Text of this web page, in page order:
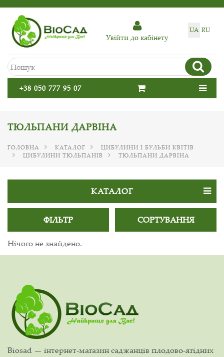
UA RU
Увiйти до кабiнету
+38 050 777 95 07
ТЮЛЬПАНИ ДАРВІНА
ГОЛОВНА КАТАЛОГ
ЦИБУЛИНИ І БУЛЬБИ КВІТІВ
ЦИБУЛИНИ ТЮЛЬПАНІВ
ТЮЛЬПАНИ ДАРВІНА
КАТАЛОГ
ФІЛЬТР СОРТУВАННЯ
Нічого не знайдено.
Biosad — інтернет-магазин саджанців плодово-ягідних